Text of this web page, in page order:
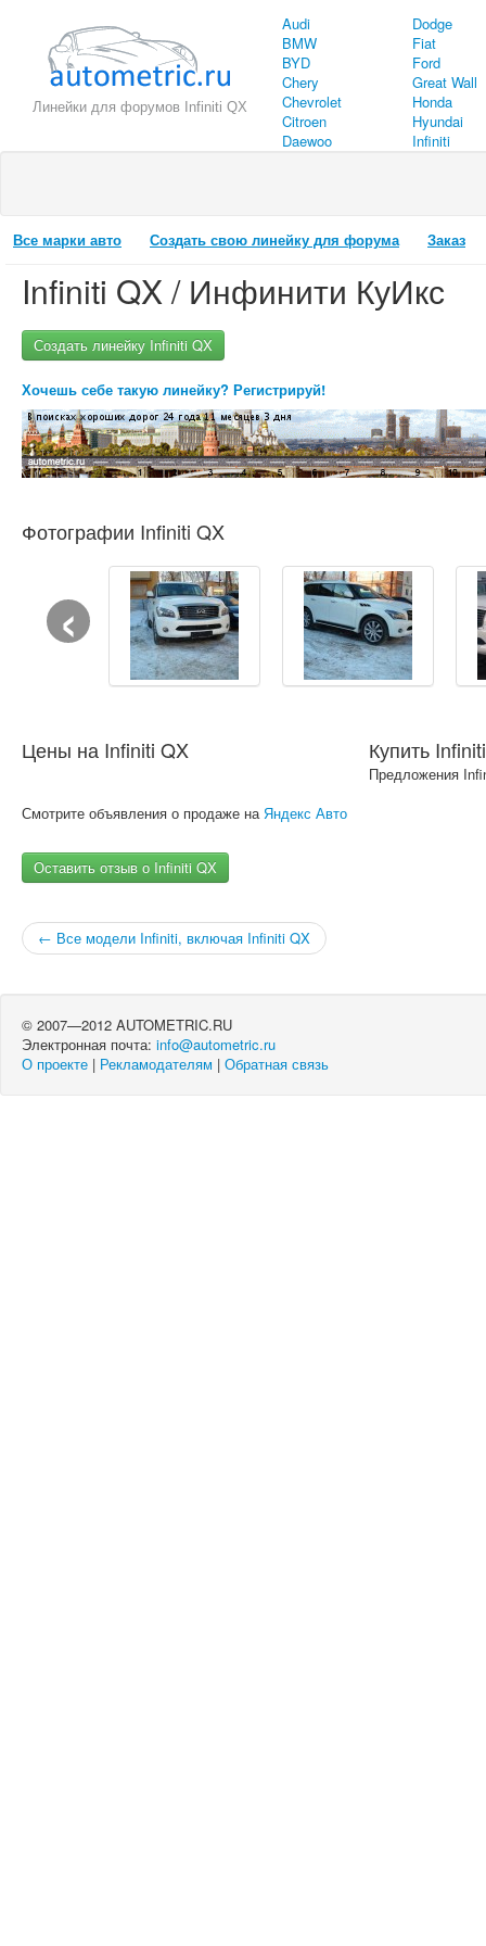
Линейки для форумов Infiniti QX
Audi
BMW
BYD
Chery
Chevrolet
Citroen
Daewoo
Dodge
Fiat
Ford
Great Wall
Honda
Hyundai
Infiniti
Все марки авто Создать свою линейку для форума Заказ
Infiniti QX / Инфинити КуИкс
Создать линейку Infiniti QX
Хочешь себе такую линейку? Регистрируй!
Фотографии Infiniti QX
‹
Цены на Infiniti QX
Смотрите объявления о продаже наЯндекс Авто
Купить
Предложения
Оставить отзыв о Infiniti QX
← Все модели Infiniti, включая Infiniti QX
© 2007—2012 AUTOMETRIC.RU
Электронная почта: info@autometric.ru
О проекте | Рекламодателям | Обратная связь